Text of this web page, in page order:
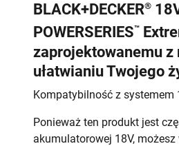
BLACK+DECKER®
POWERSERIES™
zaprojektowanemu z
ułatwianiu Twojego
Kompatybilność z systemem
Ponieważ ten produkt jest
akumulatorowej 18V,